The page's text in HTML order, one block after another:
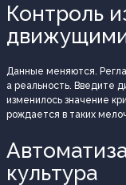
Контроль
Данные меняются.
а реальность. Введите
изменилось значение
рождается в таких
культура